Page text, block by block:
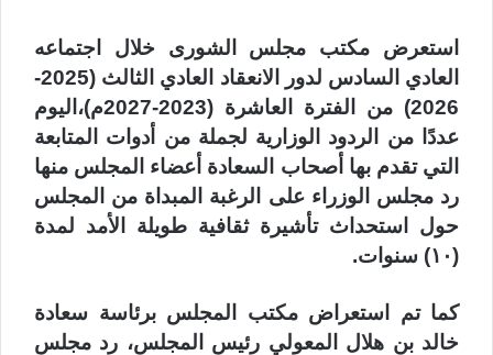
استعرض مكتب مجلس الشورى خلال اجتماعه
العادي السادس لدور الانعقاد العادي الثالث (2025-
2026) من الفترة العاشرة (2023-2027م)،اليوم
عددًا من الردود الوزارية لجملة من أدوات المتابعة
التي تقدم بها أصحاب السعادة أعضاء المجلس منها
رد مجلس الوزراء على الرغبة المبداة من المجلس
حول استحداث تأشيرة ثقافية طويلة الأمد لمدة
(١٠) سنوات.
كما تم استعراض مكتب المجلس برئاسة سعادة
خالد بن هلال المعولي رئيس المجلس، رد مجلس